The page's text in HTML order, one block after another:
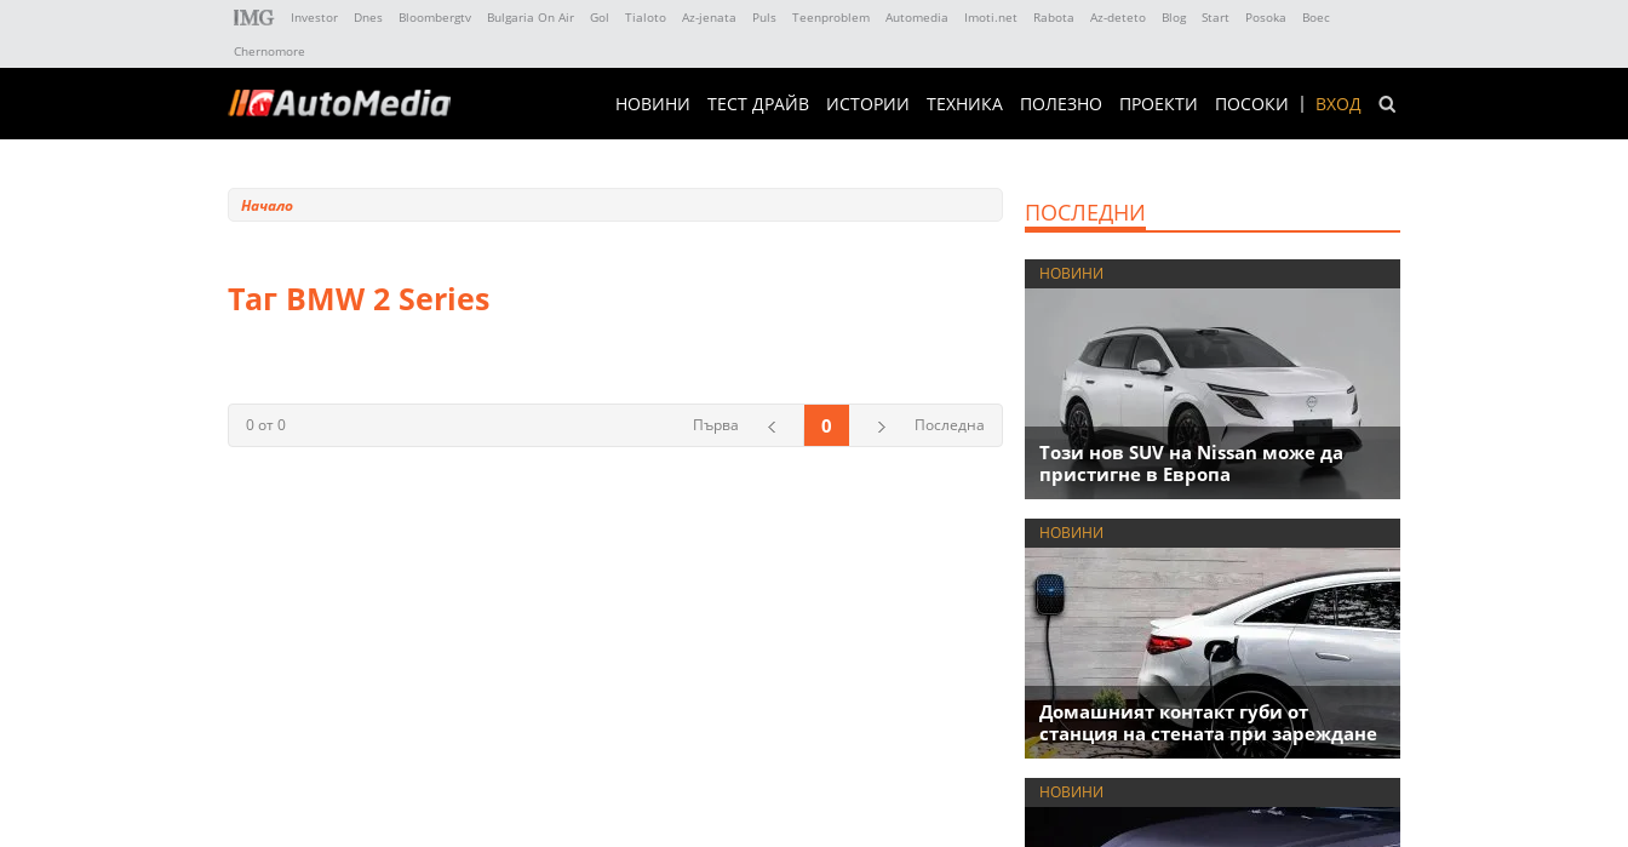
Investor Dnes Bloombergtv Bulgaria On Air Gol Tialoto Az-jenata Puls Teenproblem Automedia Imoti.net Rabota Az-deteto Blog Start Posoka
Boec
Chernomore
ВХОД
НОВИНИ ТЕСТ ДРАЙВ ИСТОРИИ ТЕХНИКА ПОЛЕЗНО ПРОЕКТИ ПОСОКИ
Начало
Таг BMW 2 Series
0 от 0 Последна
0
Първа
ПОСЛЕДНИ
НОВИНИ
Този нов SUV на Nissan може да
пристигне в Европа
НОВИНИ
Домашният контакт губи от
станция на стената при зареждане
НОВИНИ